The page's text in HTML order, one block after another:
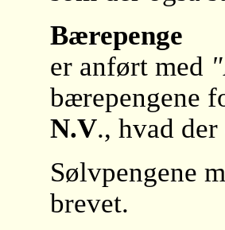
Bærepenge
er anført med
bærepengene
N.V., hvad der
Sølvpengene
brevet.